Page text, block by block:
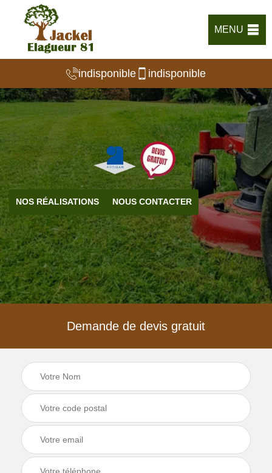
MENU
indisponible indisponible
NOS RÉALISATIONS NOUS CONTACTER
Demande de devis gratuit